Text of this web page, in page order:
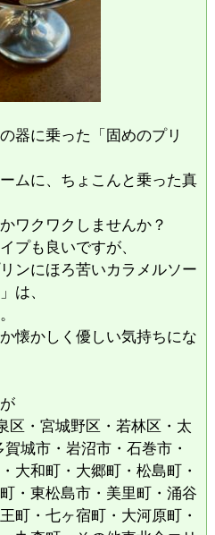
器に乗った「固めのプリ
ムに、ちょこんと乗った真
ワクワクしませんか？
プも良いですが、
ンにほろ苦いカラメルソー
は、
懐かしく優しい気持ちにな
区・宮城野区・若林区・太
城市・岩沼市・石巻市・
大和町・大郷町・松島町・
・東松島市・美里町・涌谷
町・七ヶ宿町・大河原町・